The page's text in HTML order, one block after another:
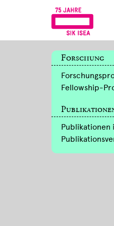
Forschung
Fellowship-
Publikationen